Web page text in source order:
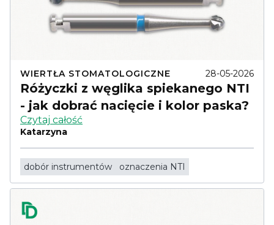
WIERTŁA STOMATOLOGICZNE 28-05-2026
Różyczki z węglika spiekanego NTI
- jak dobrać nacięcie i kolor paska?
Czytaj całość
Katarzyna
dobór instrumentów oznaczenia NTI